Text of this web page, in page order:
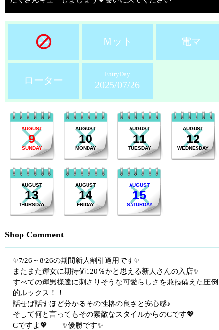
Ｍット 電マ
ローター
EntryDay
2025/07/26
AUGUST
9
SUNDAY
AUGUST
10
MONDAY
AUGUST
11
TUESDAY
AUGUST
12
WEDNESDAY
AUGUST
13
THURSDAY
AUGUST
14
FRIDAY
AUGUST
15
SATURDAY
Shop Comment
✨7/26～8/26の期間新人割引適用です✨
またまた輝女に期待値120％かと思える新人さんの入店✨
すべての輝男様達に刺さりそうな可愛らしさを兼ね備えた圧倒
的ルックス！！
話せば話すほど分かるその性格の良さと安心感♪
そして何と言ってもその素敵なスタイルからのGです💖
Gですよ💖 ✨優勝です✨